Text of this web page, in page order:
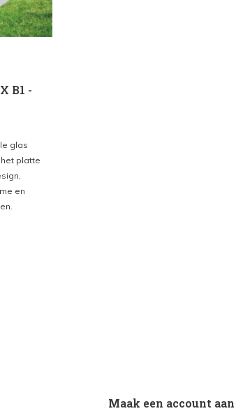
B1 -
glas
het platte
en
Maak een account aan